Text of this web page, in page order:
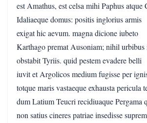
est Amathus, est celsa mihi Paphus atque
Idaliaeque domus: positis inglorius armis
exigat hic aevum. magna dicione iubeto
Karthago premat Ausoniam; nihil urbibus
obstabit Tyriis. quid pestem evadere belli
iuvit et Argolicos medium fugisse per
totque maris vastaeque exhausta pericula
dum Latium Teucri recidiuaque Pergama
non satius cineres patriae insedisse